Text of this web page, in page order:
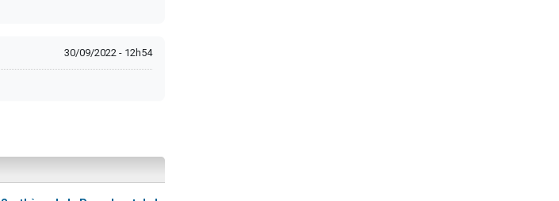
30/09/2022 - 12h54